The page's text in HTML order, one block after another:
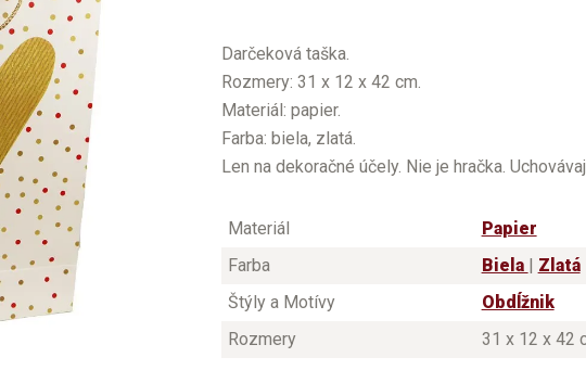
Darčeková taška.
Rozmery: 31 x 12 x 42 cm.
Materiál: papier.
Farba: biela, zlatá.
Len na dekoračné účely. Nie je hračka.
Materiál
Papier
Farba
Biela
Zlatá
Štýly a Motívy
Obdĺžnik
Rozmery
31 x 12 x 42